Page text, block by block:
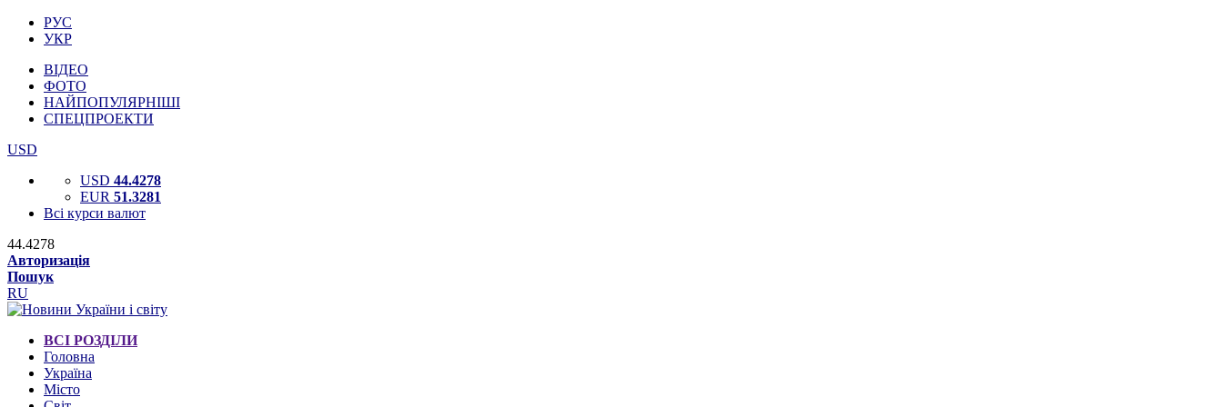
РУС
УКР
ВІДЕО
ФОТО
НАЙПОПУЛЯРНІШІ
СПЕЦПРОЕКТИ
USD
USD 44.4278
EUR 51.3281
Всі курси валют
44.4278
Авторизація
Пошук
RU
ВСІ РОЗДІЛИ
Головна
Україна
Місто